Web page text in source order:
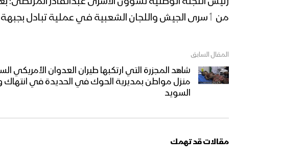
من ٲسرى الجيش واللجان الشعبية في عملية تبادل
المقال السابق
شاهد المجزرة التي ارتكبها طيران العدوان الأمريكي
منزل مواطن بمديرية الحوك في الحديدة في انتهاك
السويد
مقالات قد تهمك